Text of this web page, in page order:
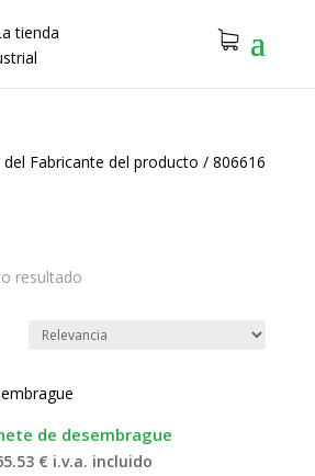
del Fabricante del producto / 806616
resultado
de desembrague
€ i.v.a. incluido